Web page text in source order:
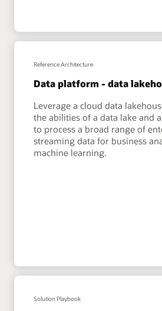
Reference Architecture
Data platform - data
Leverage a cloud data
the abilities of a data lake and
to process a broad range of
streaming data for business
machine learning.
Solution Playbook